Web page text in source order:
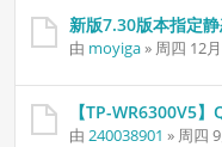
新版7.30版本指定
由 moyiga» 周四 12
【TP-WR6300V5
由 240038901 » 周四